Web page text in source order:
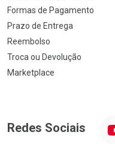
Formas de Pagamento
Prazo de Entrega
Reembolso
Troca ou Devolução
Marketplace
Redes Sociais